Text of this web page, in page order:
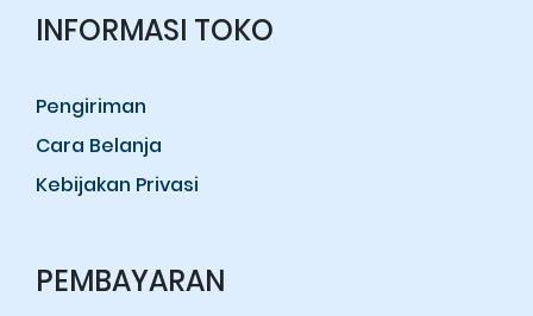
INFORMASI TOKO
Pengiriman
Cara Belanja
Kebijakan Privasi
PEMBAYARAN